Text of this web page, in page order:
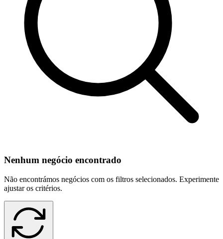
Nenhum negócio encontrado
Não encontrámos negócios com os filtros selecionados. Experimente
ajustar os critérios.